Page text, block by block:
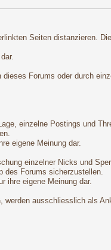
Seiten distanzieren.
Forums oder durch
einzelne Postings und
eigene Meinung dar.
einzelner Nicks und
des Forums sicherzustellen.
ihre eigene Meinung dar.
ausschliesslich als